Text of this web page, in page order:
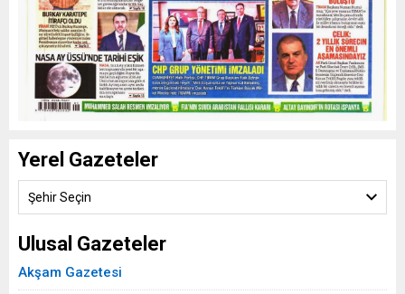
Yerel Gazeteler
Şehir Seçin
Ulusal Gazeteler
Akşam Gazetesi